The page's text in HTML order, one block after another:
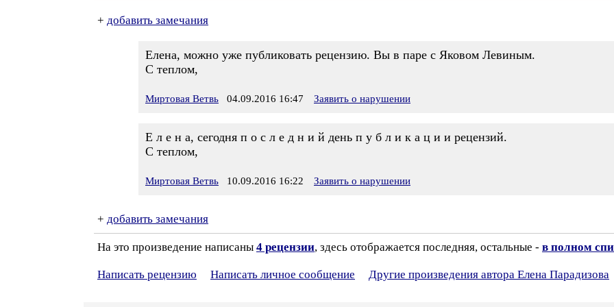
+ добавить замечания
Елена, можно уже публиковать рецензию. Вы в паре с Яковом Левиным.
С теплом,
Миртовая Ветвь 04.09.2016 16:47 Заявить о нарушении
Е л е н а, сегодня п о с л е д н и й день п у б л и к а ц и и рецензий.
С теплом,
Миртовая Ветвь 10.09.2016 16:22 Заявить о нарушении
+ добавить замечания
На это произведение написаны 4 рецензии, здесь отображается последняя, остальные - в полном
Написать рецензию Написать личное сообщение Другие произведения автора Елена Парадизова